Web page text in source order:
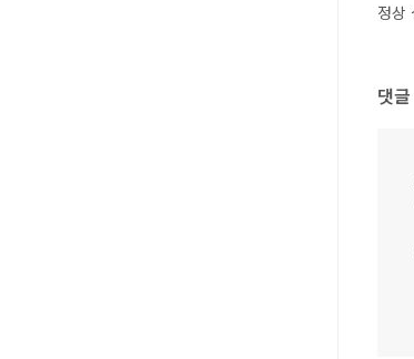
댓글